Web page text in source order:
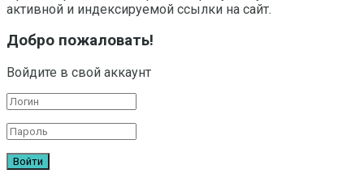
активной и индексируемой ссылки на сайт.
Добро пожаловать!
Войдите в свой аккаунт